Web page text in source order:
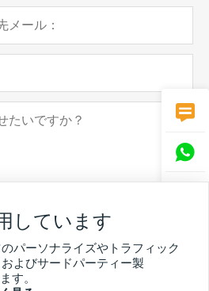
人情報保護方針



しています
パーソナライズやトラフィック
よびサードパーティー製
す。